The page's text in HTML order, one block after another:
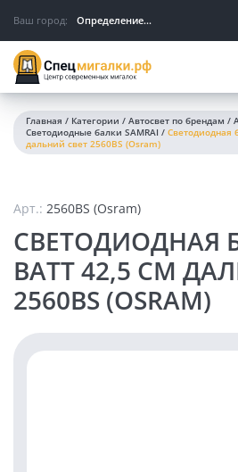
Ваш город: Определение...
Главная / Категории / Автосвет по брендам /
Светодиодные балки SAMRAI / Светодиодная
дальний свет 2560BS (Osram)
Арт.: 2560BS (Osram)
СВЕТОДИОДНАЯ
ВАТТ 42,5 СМ
2560BS (OSRAM)